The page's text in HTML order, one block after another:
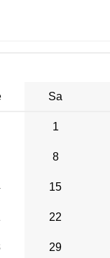
Sa
1
8
15
22
29